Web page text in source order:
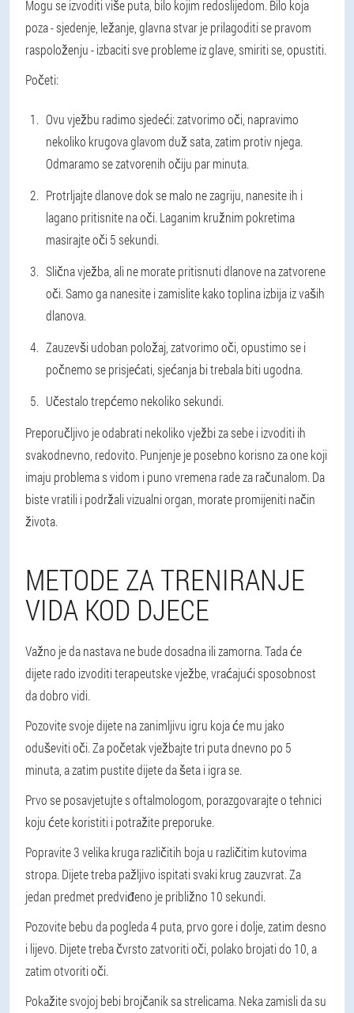
Mogu se izvoditi više puta, bilo kojim redoslijedom. Bilo koja
poza - sjedenje, ležanje, glavna stvar je prilagoditi se pravom
raspoloženju - izbaciti sve probleme iz glave, smiriti se, opustiti.
Početi:
Ovu vježbu radimo sjedeći: zatvorimo oči, napravimo
nekoliko krugova glavom duž sata, zatim protiv njega.
Odmaramo se zatvorenih očiju par minuta.
Protrljajte dlanove dok se malo ne zagriju, nanesite ih i
lagano pritisnite na oči. Laganim kružnim pokretima
masirajte oči 5 sekundi.
Slična vježba, ali ne morate pritisnuti dlanove na zatvorene
oči. Samo ga nanesite i zamislite kako toplina izbija iz vaših
dlanova.
Zauzevši udoban položaj, zatvorimo oči, opustimo se i
počnemo se prisjećati, sjećanja bi trebala biti ugodna.
Učestalo trepćemo nekoliko sekundi.
Preporučljivo je odabrati nekoliko vježbi za sebe i izvoditi ih
svakodnevno, redovito. Punjenje je posebno korisno za one koji
imaju problema s vidom i puno vremena rade za računalom. Da
biste vratili i podržali vizualni organ, morate promijeniti način
života.
METODE ZA TRENIRANJE
VIDA KOD DJECE
Važno je da nastava ne bude dosadna ili zamorna. Tada će
dijete rado izvoditi terapeutske vježbe, vraćajući sposobnost
da dobro vidi.
Pozovite svoje dijete na zanimljivu igru koja će mu jako
oduševiti oči. Za početak vježbajte tri puta dnevno po 5
minuta, a zatim pustite dijete da šeta i igra se.
Prvo se posavjetujte s oftalmologom, porazgovarajte o tehnici
koju ćete koristiti i potražite preporuke.
Popravite 3 velika kruga različitih boja u različitim kutovima
stropa. Dijete treba pažljivo ispitati svaki krug zauzvrat. Za
jedan predmet predviđeno je približno 10 sekundi.
Pozovite bebu da pogleda 4 puta, prvo gore i dolje, zatim desno
i lijevo. Dijete treba čvrsto zatvoriti oči, polako brojati do 10, a
zatim otvoriti oči.
Pokažite svojoj bebi brojčanik sa strelicama. Neka zamisli da su